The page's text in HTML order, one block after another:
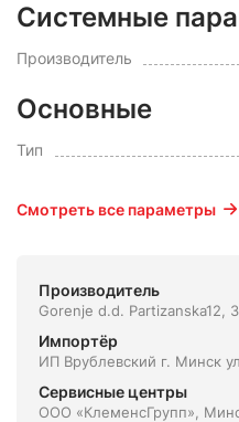
Системные
Производитель
Основные
Тип
Смотреть все параметры
Производитель
Gorenje d.d. Partizanska12,
Импортёр
ИП Врублевский г. Минск
Сервисные центры
ООО «КлеменсГрупп»,